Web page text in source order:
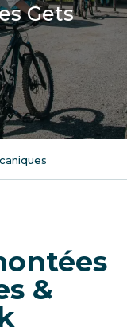
Gets
&